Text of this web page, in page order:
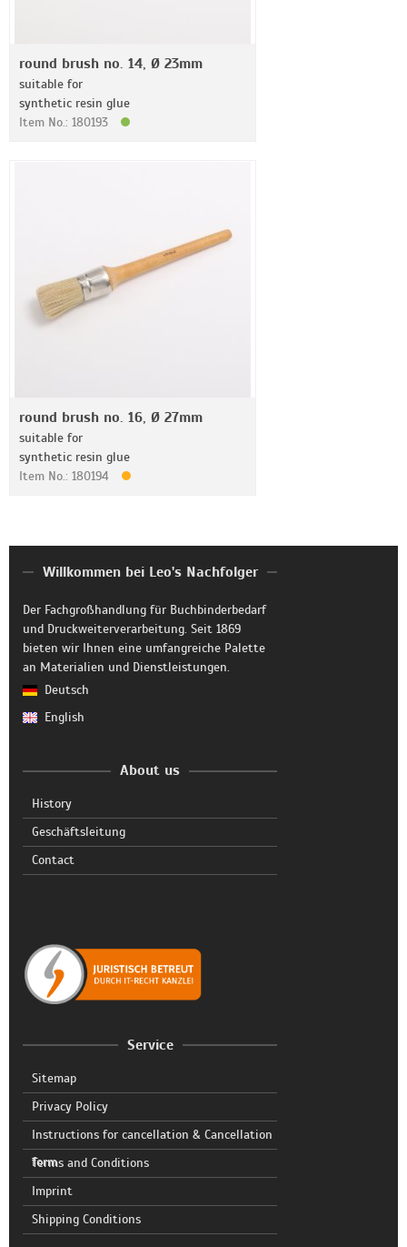
round brush no. 14, Ø 23mm
suitable for
synthetic resin glue
Item No.: 180193
round brush no. 16, Ø 27mm
suitable for
synthetic resin glue
Item No.: 180194
Willkommen bei Leo's Nachfolger
Der Fachgroßhandlung für Buchbinderbedarf
und Druckweiterverarbeitung. Seit 1869
bieten wir Ihnen eine umfangreiche Palette
an Materialien und Dienstleistungen.
Deutsch
English
About us
History
Geschäftsleitung
Contact
Service
Sitemap
Privacy Policy
Instructions for cancellation & Cancellation
form
Terms and Conditions
Imprint
Shipping Conditions